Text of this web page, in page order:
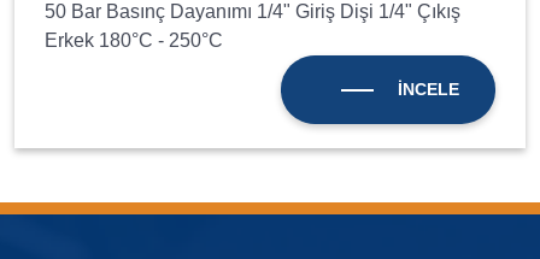
50 Bar Basınç Dayanımı 1/4" Giriş Dişi 1/4" Çıkış
Erkek 180°C - 250°C
İNCELE